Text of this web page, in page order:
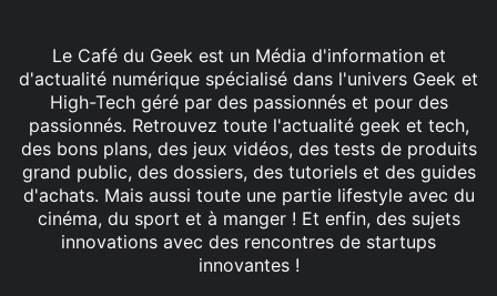
Le Café du Geek est un Média d'information et
d'actualité numérique spécialisé dans l'univers Geek et
High-Tech géré par des passionnés et pour des
passionnés. Retrouvez toute l'actualité geek et tech,
des bons plans, des jeux vidéos, des tests de produits
grand public, des dossiers, des tutoriels et des guides
d'achats. Mais aussi toute une partie lifestyle avec du
cinéma, du sport et à manger ! Et enfin, des sujets
innovations avec des rencontres de startups
innovantes !